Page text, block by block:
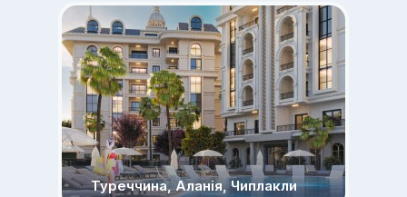
Туреччина, Аланія, Чиплакли